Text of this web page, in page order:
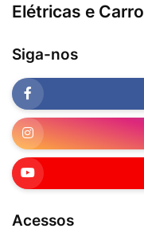
Elétricas e
Siga-nos
Acessos